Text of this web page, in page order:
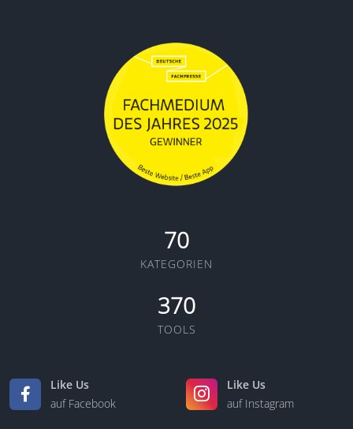
70
KATEGORIEN
370
TOOLS
Like Us
auf Facebook
Like Us
auf Instagram